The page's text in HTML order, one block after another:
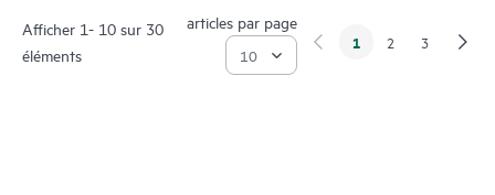
Afficher 1- 10 sur 30
éléments
articles par page
1 2 3